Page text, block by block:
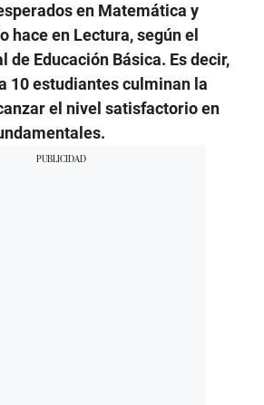
en Matemática y
hace en Lectura, según el
de Educación Básica. Es decir,
10 estudiantes culminan la
el nivel satisfactorio en